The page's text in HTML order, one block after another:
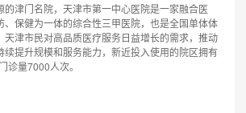
的津门名院，天津市第一中心医院是一家融合医
、保健为一体的综合性三甲医院，也是全国单体体
天津市民对高品质医疗服务日益增长的需求，推动
续提升规模和服务能力，新近投入使用的院区拥有
诊量7000人次。